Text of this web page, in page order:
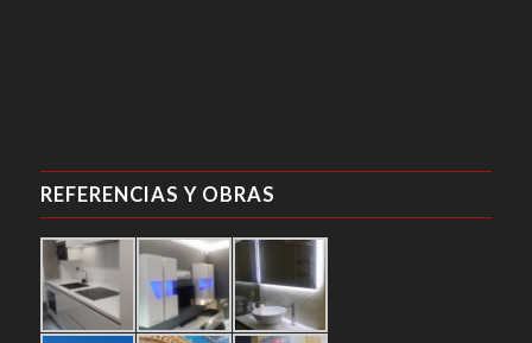
REFERENCIAS Y OBRAS